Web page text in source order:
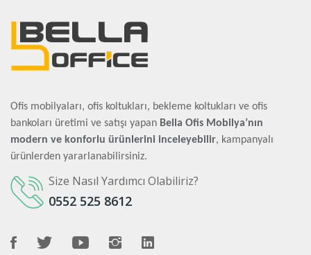
Ofis mobilyaları, ofis koltukları, bekleme koltukları ve ofis
bankoları üretimi ve satışı yapan Bella Ofis Mobilya’nın
modern ve konforlu ürünlerini inceleyebilir, kampanyalı
ürünlerden yararlanabilirsiniz.
Size Nasıl Yardımcı Olabiliriz?
0552 525 8612